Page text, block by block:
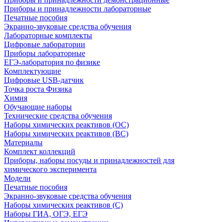
Приборы и принадлежности лабораторные
Печатные пособия
Экранно-звуковые средства обучения
Лабораторные комплекты
Цифровые лаборатории
Приборы лабораторные
ЕГЭ-лаборатория по физике
Комплектующие
Цифровые USB-датчик
Точка роста Физика
Химия
Обучающие наборы
Технические средства обучения
Наборы химических реактивов (ОС)
Наборы химических реактивов (ВС)
Материалы
Комплект коллекций
Приборы, наборы посуды и принадлежностей для
химического эксперимента
Модели
Печатные пособия
Экранно-звуковые средства обучения
Наборы химических реактивов (С)
Наборы ГИА, ОГЭ, ЕГЭ